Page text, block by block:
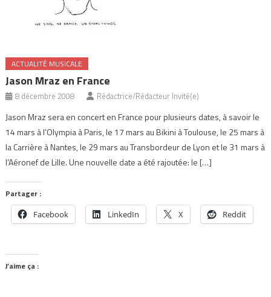
ACTUALITÉ MUSICALE
Jason Mraz en France
8 décembre 2008 Rédactrice/Rédacteur Invité(e)
Jason Mraz sera en concert en France pour plusieurs dates, à savoir le
14 mars à l’Olympia à Paris, le 17 mars au Bikini à Toulouse, le 25 mars à
la Carrière à Nantes, le 29 mars au Transbordeur de Lyon et le 31 mars à
l’Aéronef de Lille. Une nouvelle date a été rajoutée: le […]
Partager :
Facebook LinkedIn X Reddit
J’aime ça :